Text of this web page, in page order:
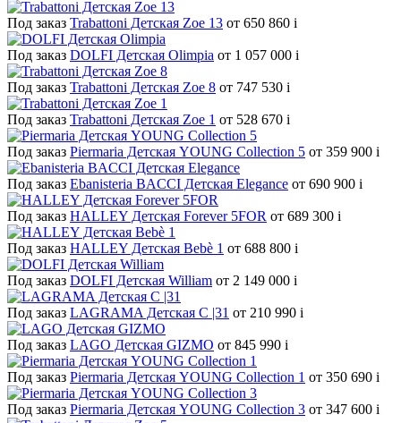
Под заказ Trabattoni Детская Zoe 13 от 650 860 i
Под заказ DOLFI Детская Olimpia от 1 057 000 i
Под заказ Trabattoni Детская Zoe 8 от 747 530 i
Под заказ Trabattoni Детская Zoe 1 от 528 670 i
Под заказ Piermaria Детская YOUNG Collection 5 от 359 900 i
Под заказ Ebanisteria BACCI Детская Elegance от 690 900 i
Под заказ HALLEY Детская Forever 5FOR от 689 300 i
Под заказ HALLEY Детская Bebè 1 от 688 800 i
Под заказ DOLFI Детская William от 2 149 000 i
Под заказ LAGRAMA Детская С |31 от 210 990 i
Под заказ LAGO Детская GIZMO от 845 990 i
Под заказ Piermaria Детская YOUNG Collection 1 от 350 690 i
Под заказ Piermaria Детская YOUNG Collection 3 от 347 600 i